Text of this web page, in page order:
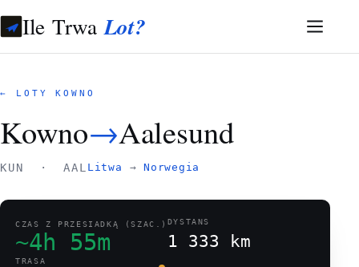
Ile TrwaLot?
← LOTY KOWNO
Kowno→Aalesund
KUN · AAL Litwa →Norwegia
CZAS Z PRZESIADKĄ (SZAC.)
~4h 55m
DYSTANS
1 333 km
TRASA